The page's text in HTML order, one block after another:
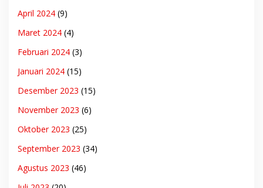
April 2024 (9)
Maret 2024 (4)
Februari 2024 (3)
Januari 2024 (15)
Desember 2023 (15)
November 2023 (6)
Oktober 2023 (25)
September 2023 (34)
Agustus 2023 (46)